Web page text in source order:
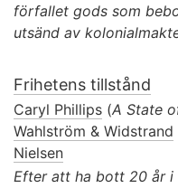
förfallet gods som
utsänd av
Frihetens tillstånd
Caryl Phillips (A State
Wahlström & Widstrand
Nielsen
Efter att ha bott 20 år i